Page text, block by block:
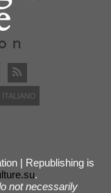
ITALIANO
| Republishing is
.
not necessarily